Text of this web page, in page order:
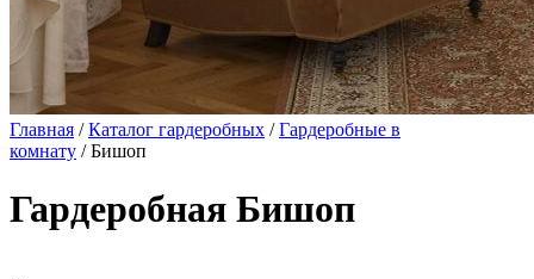
Главная /Каталог гардеробных /Гардеробные в
комнату / Бишоп
Гардеробная Бишоп